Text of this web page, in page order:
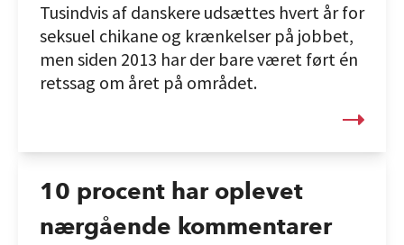
Tusindvis af danskere udsættes hvert år for
seksuel chikane og krænkelser på jobbet,
men siden 2013 har der bare været ført én
retssag om året på området.
10 procent har oplevet
nærgående kommentarer